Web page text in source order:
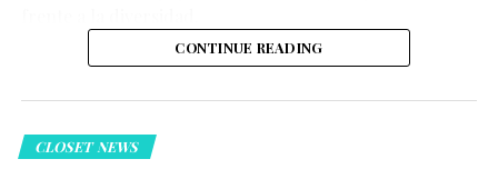
bienestar y establecer límites para cuidar su salud
emocional.
CONTINUE READING
CLOSET NEWS